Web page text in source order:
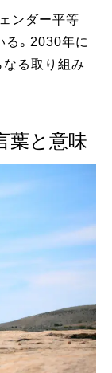
ンダー平等
る。2030年に
なる取り組み
葉と意味